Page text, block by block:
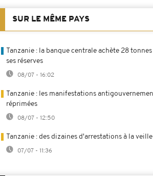
SUR LE MÊME PAYS
Tanzanie : la banque centrale achète 28
ses réserves
08/07 - 16:02
Tanzanie : les manifestations
réprimées
08/07 - 12:50
Tanzanie : des dizaines d'arrestations à la
07/07 - 11:36